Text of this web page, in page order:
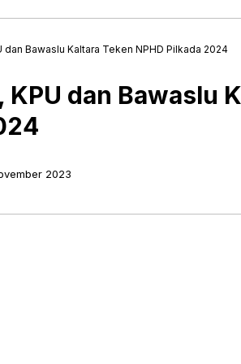
dan Bawaslu Kaltara Teken NPHD Pilkada 2024
dan Bawaslu
2023